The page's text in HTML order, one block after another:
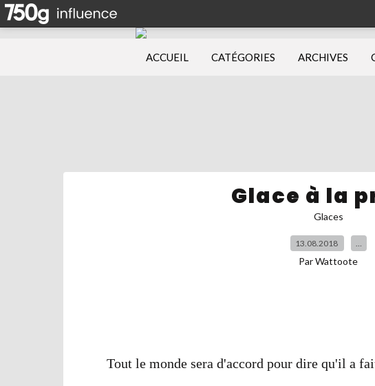
ACCUEIL CATÉGORIES ARCHIVES
Glace à la
Glaces
13.08.2018 …
Par Wattoote
Tout le monde sera d'accord pour dire qu'il a